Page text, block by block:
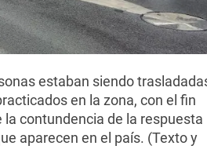
estaban siendo
en la zona, con el fin
contundencia de la respuesta
aparecen en el país. (Texto y